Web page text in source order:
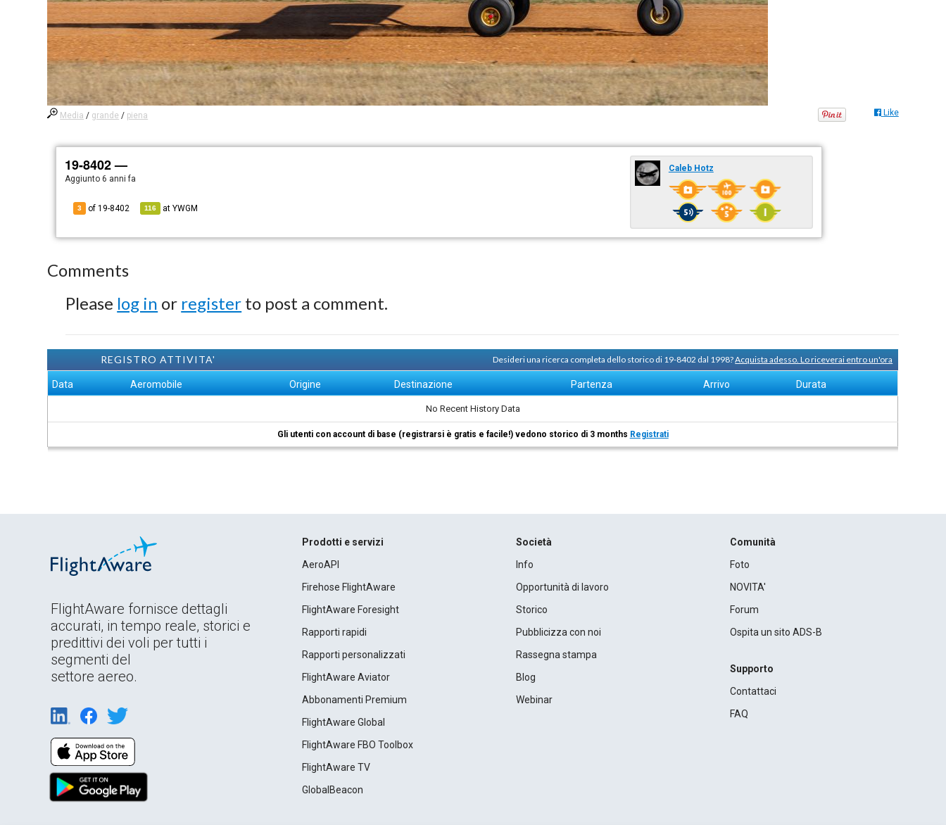
Media / grande / piena Like
19-8402 —
Aggiunto6 anni fa
3 of 19-8402 116 atYWGM
Caleb Hotz
Comments
Please log in or register to post a comment.
REGISTRO ATTIVITA' Desideri una ricerca completa dello storico di 19-8402 dal 1998?Acquista adesso. Lo riceverai entro un'ora
Data Aeromobile Origine Destinazione Partenza Arrivo Durata
No Recent History Data
Gli utenti con account di base (registrarsi è gratis e facile!) vedono storico di 3 months Registrati
FlightAware fornisce dettagli
accurati, in tempo reale, storici e
predittivi dei voli per tutti i
segmenti del
settore aereo.
Prodotti e servizi
AeroAPI
Firehose FlightAware
FlightAware Foresight
Rapporti rapidi
Rapporti personalizzati
FlightAware Aviator
Abbonamenti Premium
FlightAware Global
FlightAware FBO Toolbox
FlightAware TV
GlobalBeacon
Società
Info
Opportunità di lavoro
Storico
Pubblicizza con noi
Rassegna stampa
Blog
Webinar
Comunità
Foto
NOVITA'
Forum
Ospita un sito ADS-B
Supporto
Contattaci
FAQ